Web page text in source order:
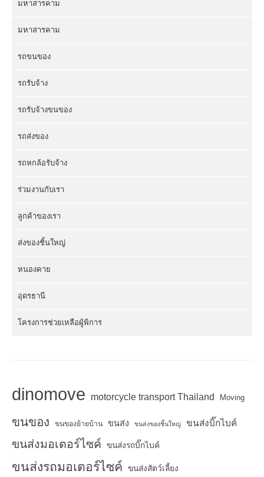
มหาสารคาม
มหาสารคาม
รถขนของ
รถรับจ้าง
รถรับจ้างขนของ
รถส่งของ
รถหกล้อรับจ้าง
ร่วมงานกับเรา
ลูกค้าของเรา
ส่งของชิ้นใหญ่
หนองคาย
อุดรธานี
โครงการช่วยเหลือผู้พิการ
dinomove motorcycle transport Thailand Moving
ขนของ ขนของย้ายบ้าน ขนส่ง ขนส่งของชิ้นใหญ่ ขนส่งบิ๊กไบค์
ขนส่งมอเตอร์ไซค์ ขนส่งรถบิ๊กไบค์
ขนส่งรถมอเตอร์ไซค์ ขนส่งสัตว์เลี้ยง